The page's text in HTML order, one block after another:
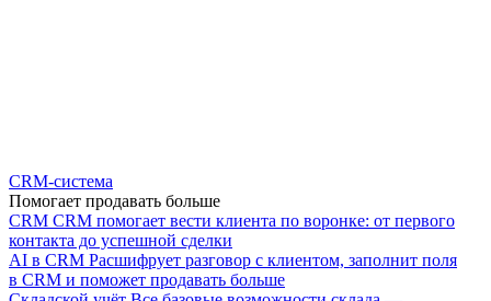
CRM-система
Помогает продавать больше
CRM CRM помогает вести клиента по воронке: от первого
контакта до успешной сделки
AI в CRM Расшифрует разговор с клиентом, заполнит поля
в CRM и поможет продавать больше